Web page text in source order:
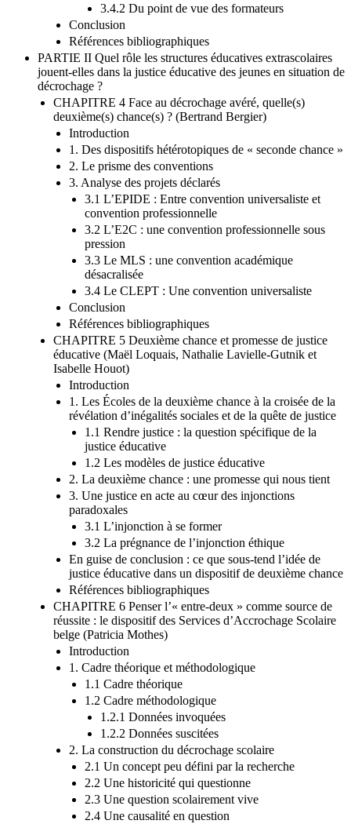
3.4.2 Du point de vue des formateurs
Conclusion
Références bibliographiques
PARTIE II Quel rôle les structures éducatives extrascolaires
jouent-elles dans la justice éducative des jeunes en situation de
décrochage ?
CHAPITRE 4 Face au décrochage avéré, quelle(s)
deuxième(s) chance(s) ? (Bertrand Bergier)
Introduction
1. Des dispositifs hétérotopiques de « seconde chance »
2. Le prisme des conventions
3. Analyse des projets déclarés
3.1 L’EPIDE : Entre convention universaliste et
convention professionnelle
3.2 L’E2C : une convention professionnelle sous
pression
3.3 Le MLS : une convention académique
désacralisée
3.4 Le CLEPT : Une convention universaliste
Conclusion
Références bibliographiques
CHAPITRE 5 Deuxième chance et promesse de justice
éducative (Maël Loquais, Nathalie Lavielle-Gutnik et
Isabelle Houot)
Introduction
1. Les Écoles de la deuxième chance à la croisée de la
révélation d’inégalités sociales et de la quête de justice
1.1 Rendre justice : la question spécifique de la
justice éducative
1.2 Les modèles de justice éducative
2. La deuxième chance : une promesse qui nous tient
3. Une justice en acte au cœur des injonctions
paradoxales
3.1 L’injonction à se former
3.2 La prégnance de l’injonction éthique
En guise de conclusion : ce que sous-tend l’idée de
justice éducative dans un dispositif de deuxième chance
Références bibliographiques
CHAPITRE 6 Penser l’« entre-deux » comme source de
réussite : le dispositif des Services d’Accrochage Scolaire
belge (Patricia Mothes)
Introduction
1. Cadre théorique et méthodologique
1.1 Cadre théorique
1.2 Cadre méthodologique
1.2.1 Données invoquées
1.2.2 Données suscitées
2. La construction du décrochage scolaire
2.1 Un concept peu défini par la recherche
2.2 Une historicité qui questionne
2.3 Une question scolairement vive
2.4 Une causalité en question